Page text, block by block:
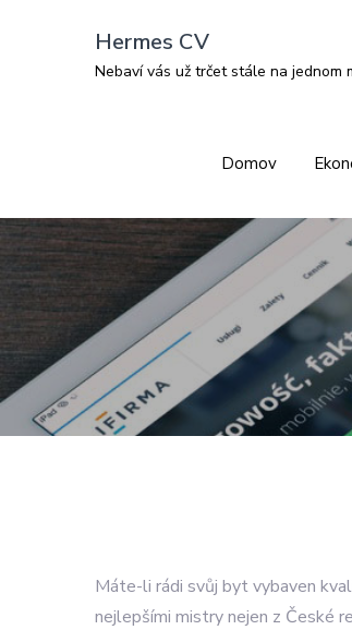
Hermes CV
Nebaví vás už trčet stále na jednom
Domov
Máte-li rádi svůj byt vybaven
nejlepšími mistry nejen z České